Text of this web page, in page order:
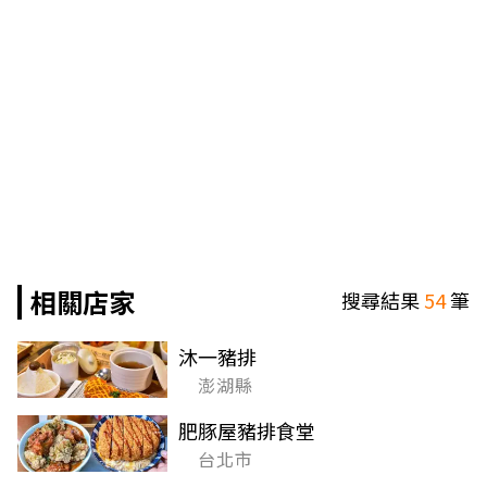
相關店家 搜尋結果54筆
沐一豬排
澎湖縣
肥豚屋豬排食堂
台北市